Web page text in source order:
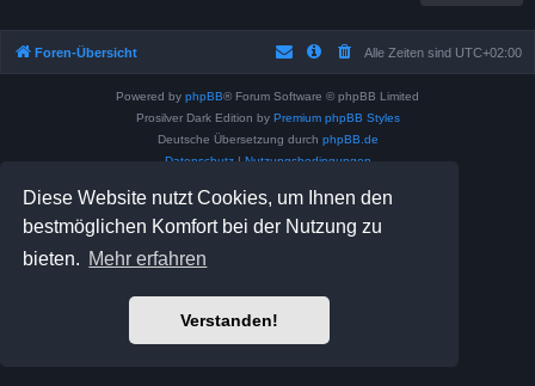
Diese Website nutzt Cookies, um Ihnen den
bestmöglichen Komfort bei der Nutzung zu
bieten. Mehr erfahren
Verstanden!
Foren-Übersicht Alle Zeiten sind UTC+02:00
Powered by phpBB® Forum Software © phpBB Limited
Prosilver Dark Edition by Premium phpBB Styles
Deutsche Übersetzung durch phpBB.de
Datenschutz| Nutzungsbedingungen